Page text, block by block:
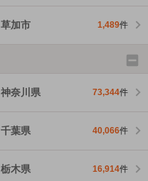
草加市 1,489件
神奈川県 73,344件
千葉県 40,066件
栃木県 16,914件